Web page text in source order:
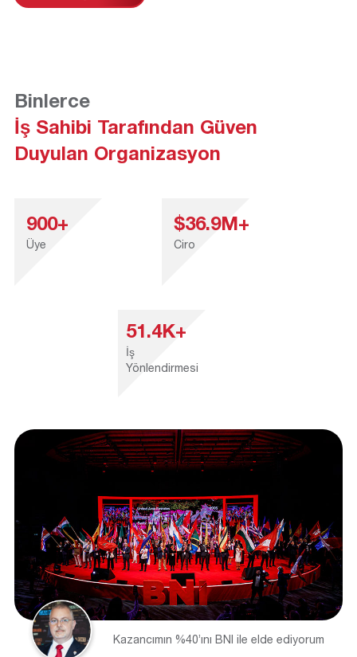
Binlerce
İş Sahibi Tarafından Güven
Duyulan Organizasyon
900+
Üye
51.4K+
İş
Yönlendirmesi
$36.9M+
Ciro
Kazancımın %40’ını BNI ile elde ediyorum